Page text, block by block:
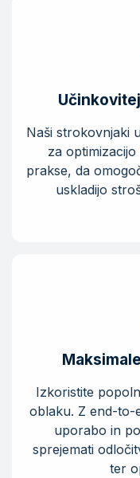
Naši strokovnjaki
za
prakse, da
uskladijo
Izkoristite
oblaku. Z end-to-
uporabo in
sprejemati
ter